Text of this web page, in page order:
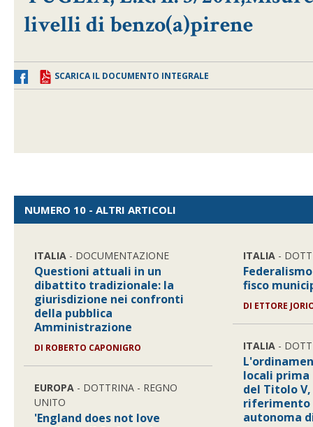
livelli di benzo(a)pirene
SCARICA IL DOCUMENTO INTEGRALE
NUMERO 10 - ALTRI ARTICOLI
ITALIA - DOCUMENTAZIONE
Questioni attuali in un
dibattito tradizionale: la
giurisdizione nei confronti
della pubblica
Amministrazione
DI ROBERTO CAPONIGRO
EUROPA - DOTTRINA - REGNO
UNITO
'England does not love
ITALIA -
fisco
DI ETTORE
ITALIA -
locali
del Titolo
riferimento
autonoma